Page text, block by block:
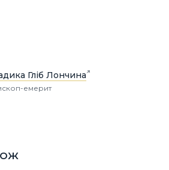
Гліб Лончина
емерит